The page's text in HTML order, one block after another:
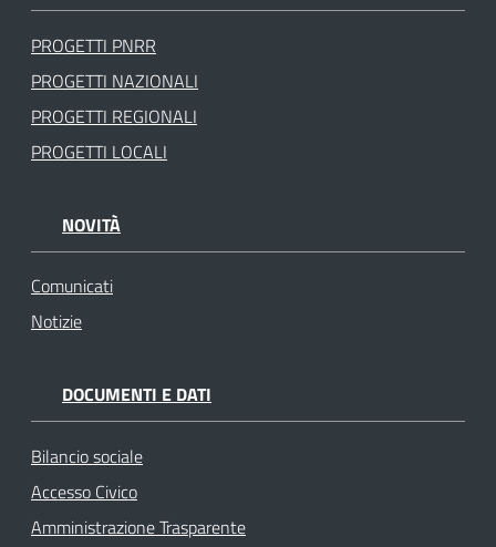
PROGETTI PNRR
PROGETTI NAZIONALI
PROGETTI REGIONALI
PROGETTI LOCALI
NOVITÀ
Comunicati
Notizie
DOCUMENTI E DATI
Bilancio sociale
Accesso Civico
Amministrazione Trasparente